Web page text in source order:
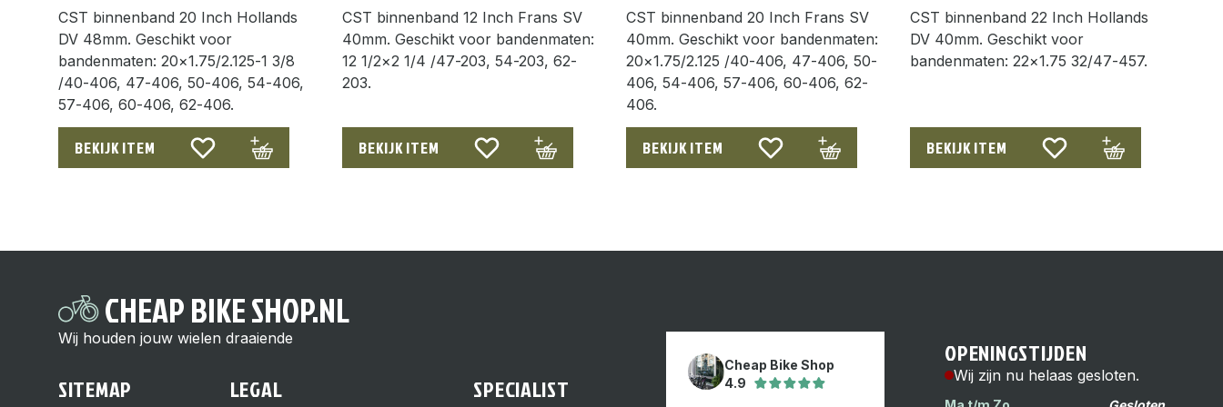
CST binnenband 20 Inch Hollands
DV 48mm. Geschikt voor
bandenmaten: 20×1.75/2.125-1 3/8
/40-406, 47-406, 50-406, 54-406,
57-406, 60-406, 62-406.
BEKIJK ITEM
CST binnenband 12 Inch Frans SV
40mm. Geschikt voor bandenmaten:
12 1/2×2 1/4 /47-203, 54-203, 62-
203.
BEKIJK ITEM
CST binnenband 20 Inch Frans SV
40mm. Geschikt voor bandenmaten:
20×1.75/2.125 /40-406, 47-406, 50-
406, 54-406, 57-406, 60-406, 62-
406.
BEKIJK ITEM
CST binnenband 22 Inch Hollands
DV 40mm. Geschikt voor
bandenmaten: 22×1.75 32/47-457.
BEKIJK ITEM
CHEAP BIKE SHOP.NL
Wij houden jouw wielen draaiende
SITEMAP LEGAL SPECIALIST
Cheap Bike Shop
4.9
OPENINGSTIJDEN
Wij zijn nu helaas gesloten.